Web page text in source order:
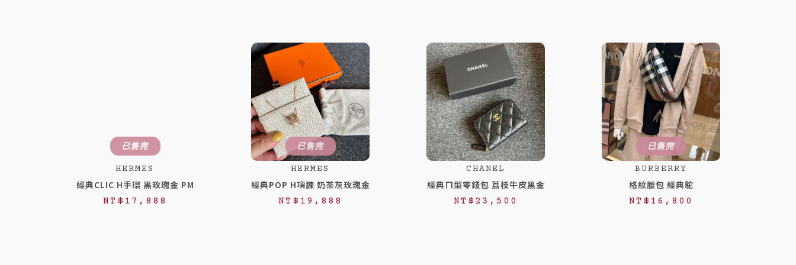
已售完
HERMES
經典CLIC H手環 黑玫瑰金 PM
NT$ 17,888
已售完
HERMES
經典POP H項鍊 奶茶灰玫瑰金
NT$ 19,888
CHANEL
經典ㄇ型零錢包 荔枝牛皮黑金
NT$ 23,500
已售完
BURBERRY
格紋腰包 經典駝
NT$ 16,800